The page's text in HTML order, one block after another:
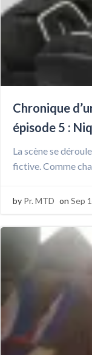
Chronique
épisode 5 :
La scène se
fictive. Comme
by Pr. MTD on Sep